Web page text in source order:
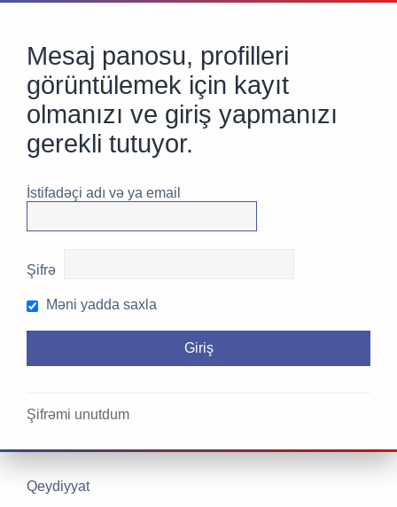
Mesaj panosu, profilleri
görüntülemek için kayıt
olmanızı ve giriş yapmanızı
gerekli tutuyor.
İstifadəçi adı və ya email
Şifrə
Məni yadda saxla
Şifrəmi unutdum
Qeydiyyat